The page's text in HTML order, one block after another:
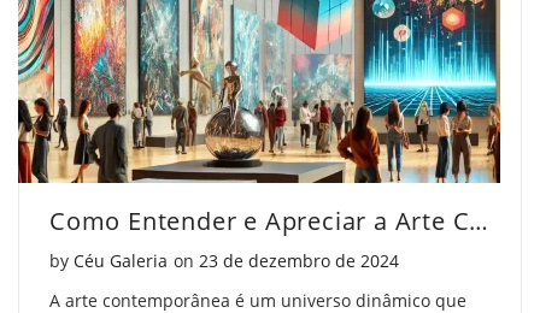
Como Entender e Apreciar a Arte Contemporânea
by Céu Galeria on Posted on
23 de dezembro de 2024
A arte contemporânea é um universo dinâmico que